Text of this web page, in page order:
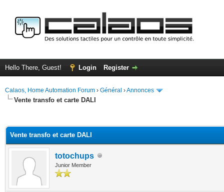
Hello There, Guest! Login Register
Calaos, Home Automation Forum › Général ›Annonces
Vente transfo et carte DALI
Vente transfo et carte DALI
totochups
Junior Member